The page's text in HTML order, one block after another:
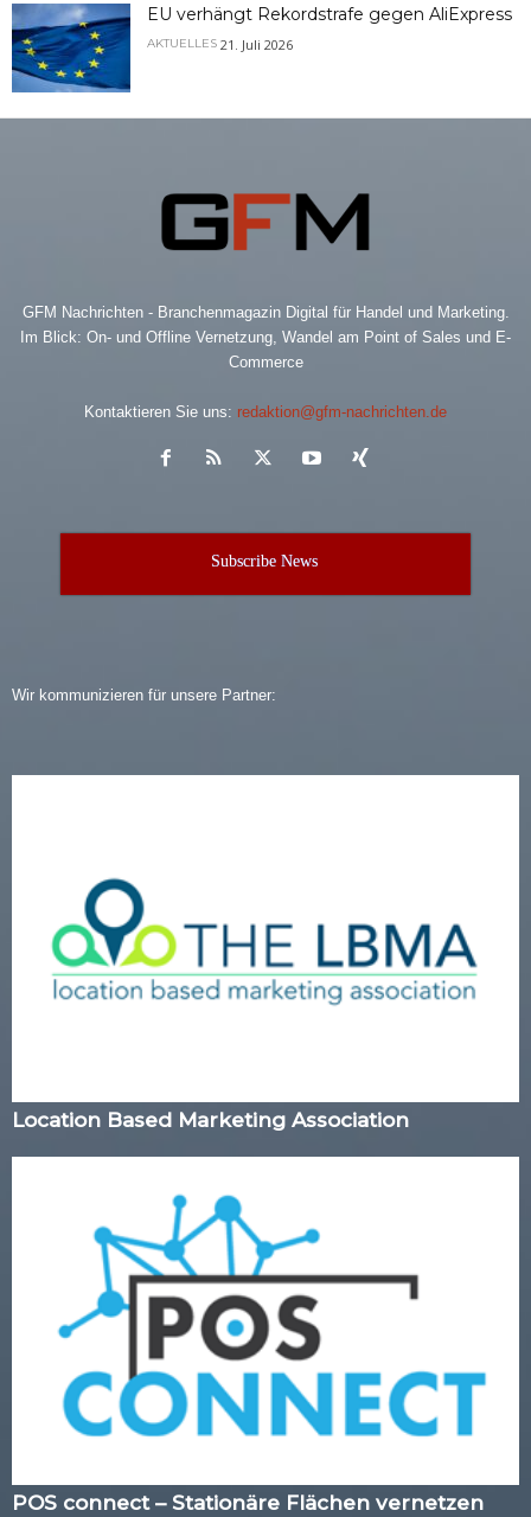
EU verhängt Rekordstrafe gegen AliExpress
AKTUELLES 21. Juli 2026
GFM Nachrichten - Branchenmagazin Digital für Handel und Marketing.
Im Blick: On- und Offline Vernetzung, Wandel am Point of Sales und E-
Commerce
Kontaktieren Sie uns: redaktion@gfm-nachrichten.de
Subscribe News
Wir kommunizieren für unsere Partner:
Location Based Marketing Association
POS connect – Stationäre Flächen vernetzen